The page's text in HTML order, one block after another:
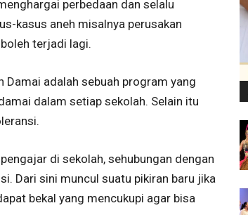
perbedaan dan selalu
kasus aneh misalnya perusakan
terjadi lagi.
Damai adalah sebuah program yang
dalam setiap sekolah. Selain itu
di sekolah, sehubungan dengan
Dari sini muncul suatu pikiran baru jika
bekal yang mencukupi agar bisa